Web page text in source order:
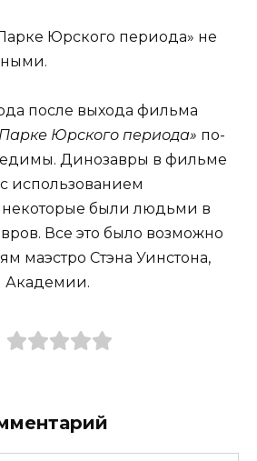
Юрского периода» не
после выхода фильма
Парке Юрского периода» по-
Динозавры в фильме
использованием
были людьми в
Все это было возможно
маэстро Стэна Уинстона,
Академии.